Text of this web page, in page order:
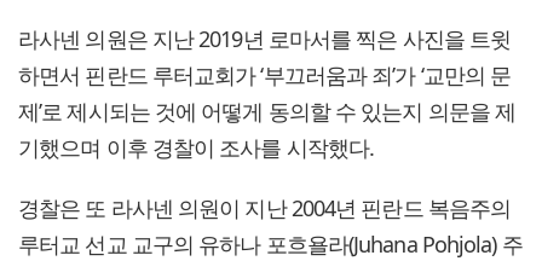
라사넨 의원은 지난 2019년 로마서를 찍은 사진을 트윗
하면서 핀란드 루터교회가 ‘부끄러움과 죄’가 ‘교만의 문
제’로 제시되는 것에 어떻게 동의할 수 있는지 의문을 제
기했으며 이후 경찰이 조사를 시작했다.
경찰은 또 라사넨 의원이 지난 2004년 핀란드 복음주의
루터교 선교 교구의 유하나 포흐욜라(Juhana Pohjola) 주